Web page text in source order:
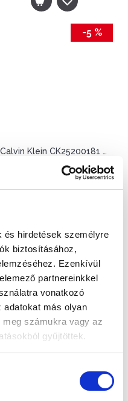
és hirdetések személyre
biztosításához,
Ezenkívül
partnereinkkel
vonatkozó
adatokat más olyan
számukra vagy az
gyűjtöttek.
-5 %
Calvin Klein CK25200181 Női Karóra - Beam
64 505 Ft
68 900 Ft 65 455 Ft